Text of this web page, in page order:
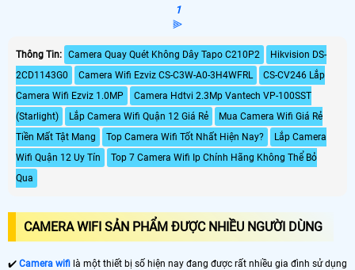
1
⫸
Thông Tin: Camera Quay Quét Không Dây Tapo C210P2
Hikvision DS-
2CD1143G0
Camera Wifi Ezviz CS-C3W-A0-3H4WFRL
CS-CV246 Lắp
Camera Wifi Ezviz 1.0MP
Camera Hdtvi 2.3Mp Vantech VP-100SST
(Starlight)
Lắp Camera Wifi Quận 12 Giá Rẻ
Mua Camera Wifi Giá Rẻ
Tiền Mất Tật Mang
Top Camera Wifi Tốt Nhất Hiện Nay?
Lắp Camera
Wifi Quận 12 Uy Tín
Top 7 Camera Wifi Ip Chính Hãng Không Thể Bỏ
Qua
CAMERA WIFI SẢN PHẨM ĐƯỢC NHIỀU NGƯỜI DÙNG
✔️ Camera wifi là một thiết bị số hiện nay đang được rất nhiều gia đình sử dụng